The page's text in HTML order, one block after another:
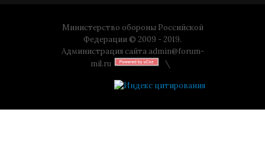
Министерство обороны Российской
Федерации © 2009 - 2019.
Администрация сайта admin@forum-
mil.ru